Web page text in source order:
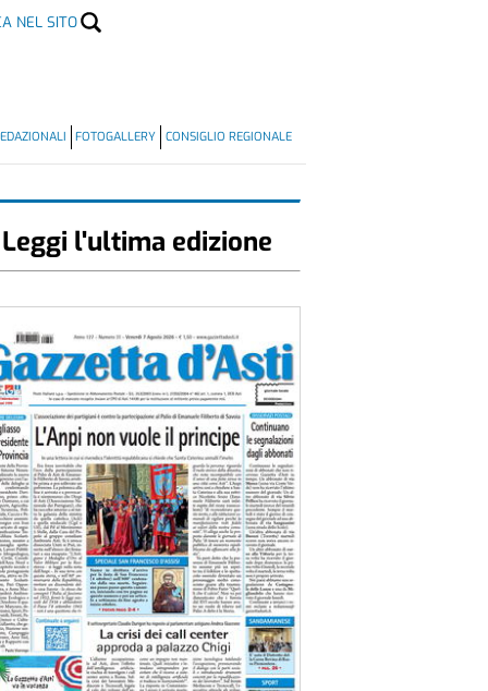
NEL SITO
FOTOGALLERY CONSIGLIO REGIONALE
Leggi l'ultima edizione